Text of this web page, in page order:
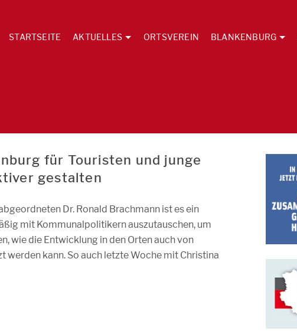
STARTSEITE AKTUELLES ORTSVEREIN BLANKENBURG
für Touristen und junge
gestalten
Dr. Ronald Brachmann ist es ein
mit Kommunalpolitikern auszutauschen, um
wie die Entwicklung in den Orten auch von
werden kann. So auch letzte Woche mit Christina